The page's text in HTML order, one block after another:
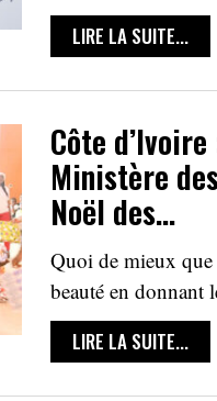
LIRE LA SUITE...
Côte
Ministère
Noël des…
Quoi de mieux que
beauté en donnant
LIRE LA SUITE...